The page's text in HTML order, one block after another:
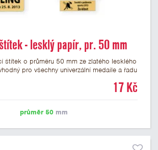
- lesklý papír, pr. 50 mm
štítek o průměru 50 mm ze zlatého lesklého
pro všechny univerzální medaile a řadu
vytisknout logo nebo text dle vašeho
17 Kč
průměr 50 mm